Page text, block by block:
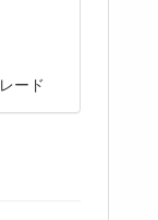
ード